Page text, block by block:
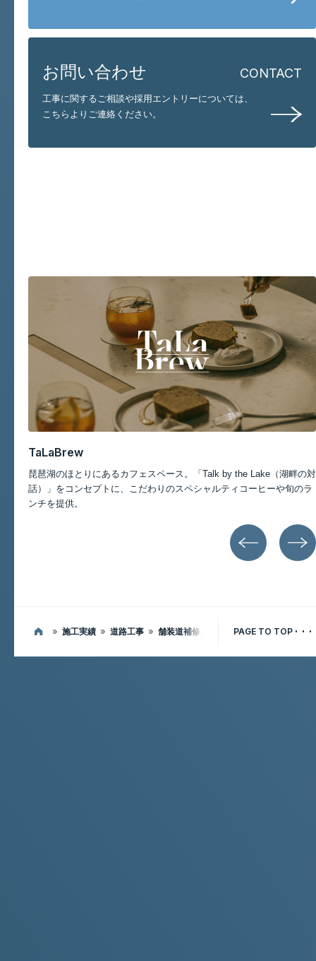
お問い合わせ CONTACT
工事に関するご相談や採用エントリーについては、
こちらよりご連絡ください。
記事一覧
TaLaBrew
琵琶湖のほとりにあるカフェスペース。「Talk by the Lake（湖畔の対
話）」をコンセプトに、こだわりのスペシャルティコーヒーや旬のラ
ンチを提供。
» 施工実績 » 道路工事 » 舗装道補修工事(安井緯10号線他)(その
PAGE TO TOP